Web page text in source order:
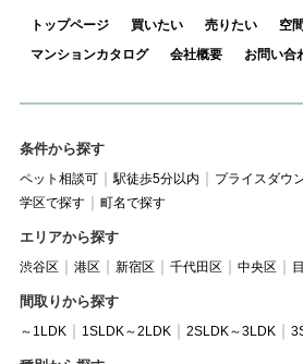
トップページ 買いたい 売りたい
空
マンションカタログ
会社概要 お問い合
条件から探す
ペット相談可 駅徒歩5分以内 プライスダウ
学区で探す
町名で探す
エリアから探す
渋谷区 港区 新宿区 千代田区 中央区
間取りから探す
～1LDK 1SLDK～2LDK 2SLDK～3LDK